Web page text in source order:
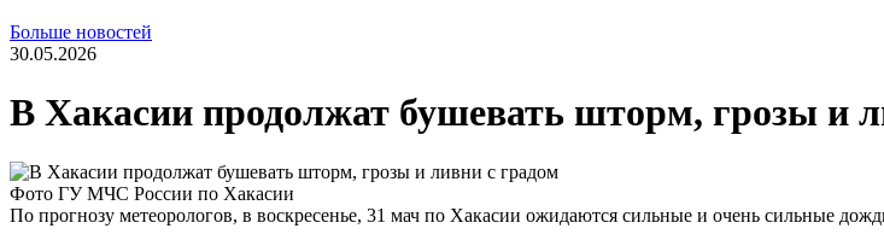
Больше новостей
30.05.2026
В Хакасии продолжат бушевать шторм, грозы и
Фото ГУ МЧС России по Хакасии
По прогнозу метеорологов, в воскресенье, 31 мач по Хакасии ожидаются сильные и очень сильные